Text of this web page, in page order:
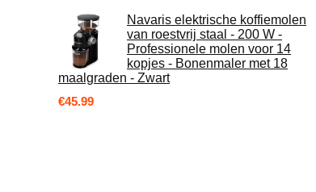
Navaris elektrische koffiemolen
van roestvrij staal - 200 W -
Professionele molen voor 14
kopjes - Bonenmaler met 18
maalgraden - Zwart
€45.99